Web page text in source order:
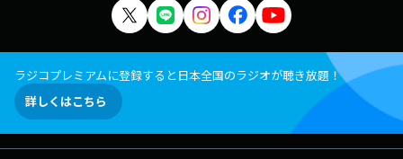
ラジコプレミアムに登録すると日本全国のラジオが聴き放題！
詳しくはこちら